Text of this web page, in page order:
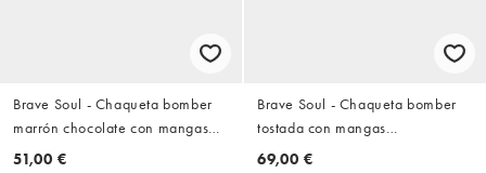
Brave Soul - Chaqueta bomber
marrón chocolate con mangas
extragrandes
51,00 €
Brave Soul - Chaqueta bomber
tostada con mangas
extragrandes de antelina
69,00 €